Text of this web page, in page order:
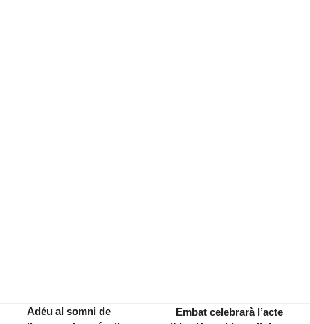
Adéu al somni de
Embat celebrarà l’acte